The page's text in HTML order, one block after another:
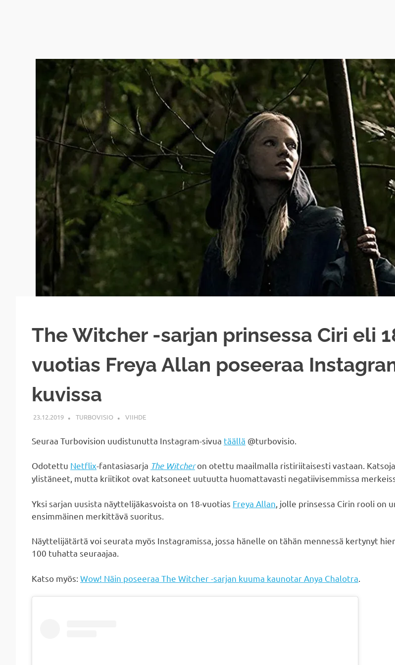
The Witcher -sarjan prinsessa Ciri eli
vuotias Freya Allan poseeraa
kuvissa
23.12.2019 TURBOVISIO VIIHDE
Seuraa Turbovision uudistunutta Instagram-sivua täällä @turbovisio.
Odotettu Netflix-fantasiasarja The Witcheron otettu maailmalla ristiriitaisesti vastaan.
ylistäneet, mutta kriitikot ovat katsoneet uutuutta huomattavasti negatiivisemmissa
Yksi sarjan uusista näyttelijäkasvoista on 18-vuotias Freya Allan , jolle prinsessa Cirin rooli on
ensimmäinen merkittävä suoritus.
Näyttelijätärtä voi seurata myös Instagramissa, jossa hänelle on tähän mennessä kertynyt
100 tuhatta seuraajaa.
Katso myös: Wow! Näin poseeraa The Witcher -sarjan kuuma kaunotar Anya Chalotra